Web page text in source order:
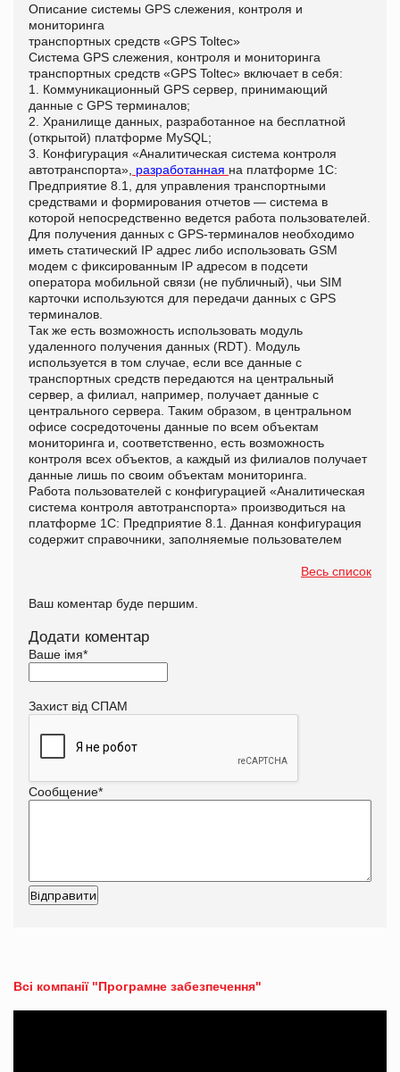
Описание системы GPS слежения, контроля и
мониторинга
транспортных средств «GPS Toltec»
Система GPS слежения, контроля и мониторинга
транспортных средств «GPS Toltec» включает в себя:
1. Коммуникационный GPS сервер, принимающий
данные с GPS терминалов;
2. Хранилище данных, разработанное на бесплатной
(открытой) платформе MySQL;
3. Конфигурация «Аналитическая система контроля
автотранспорта», разработанная на платформе 1С:
Предприятие 8.1, для управления транспортными
средствами и формирования отчетов — система в
которой непосредственно ведется работа пользователей.
Для получения данных с GPS-терминалов необходимо
иметь статический IP адрес либо использовать GSM
модем с фиксированным IP адресом в подсети
оператора мобильной связи (не публичный), чьи SIM
карточки используются для передачи данных с GPS
терминалов.
Так же есть возможность использовать модуль
удаленного получения данных (RDT). Модуль
используется в том случае, если все данные с
транспортных средств передаются на центральный
сервер, а филиал, например, получает данные с
центрального сервера. Таким образом, в центральном
офисе сосредоточены данные по всем объектам
мониторинга и, соответственно, есть возможность
контроля всех объектов, а каждый из филиалов получает
данные лишь по своим объектам мониторинга.
Работа пользователей с конфигурацией «Аналитическая
система контроля автотранспорта» производиться на
платформе 1С: Предприятие 8.1. Данная конфигурация
содержит справочники, заполняемые пользователем
Весь список
Ваш коментар буде першим.
Додати коментар
Ваше імя*
Захист від СПАМ
Сообщение*
Всі компанії "Програмне забезпечення"